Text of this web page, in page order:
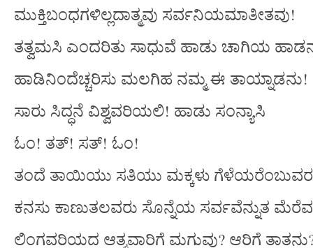
ಮುಕ್ತಿಬಂಧಗಳಿಲ್ಲದಾತ್ಮವು ಸರ್ವನಿಯಮಾತೀತವು!
ತತ್ವಮಸಿ ಎಂದರಿತು ಸಾಧುವೆ ಹಾಡು ಚಾಗಿಯ
ಹಾಡಿನಿಂದೆಚ್ಚರಿಸು ಮಲಗಿಹ ನಮ್ಮ ಈ ತಾಯ್ನಾಡನು!
ಸಾರು ಸಿದ್ಧನೆ ವಿಶ್ವವರಿಯಲಿ! ಹಾಡು ಸಂನ್ಯಾಸಿ
ಓಂ! ತತ್! ಸತ್! ಓಂ!
ತಂದೆ ತಾಯಿಯು ಸತಿಯು ಮಕ್ಕಳು
ಕನಸು ಕಾಣುತಲವರು ಸೊನ್ನೆಯ ಸರ್ವವೆನ್ನುತ
ಲಿಂಗವರಿಯದ ಆತ್ಮವಾರಿಗೆ ಮಗುವು? ಆರಿಗೆ